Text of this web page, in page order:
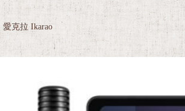
愛克拉 Ikarao